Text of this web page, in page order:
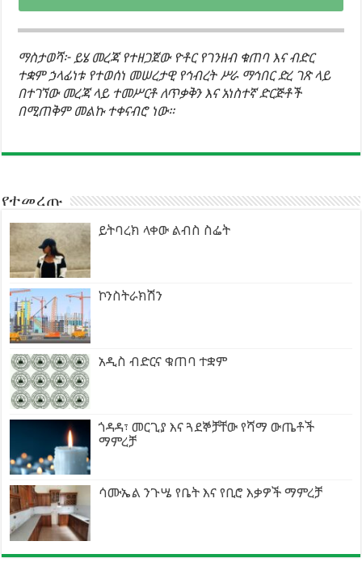
ማስታወሻ፦ ይሄ መረጃ የተዘጋጀው ዮቶር የገንዘብ ቁጠባ እና ብድር
ተቋም ኃላፊነቱ የተወሰነ መሠረታዊ የኅብረት ሥራ ማኅበር ድረ ገጽ ላይ
በተገኘው መረጃ ላይ ተመሥርቶ ለጥቃቅን እና አነስተኛ ድርጅቶች
በሚጠቅም መልኩ ተቀናብሮ ነው።
የተመረጡ
ይትባረክ ላቀው ልብስ ስፌት
ኮንስትራክሽን
አዲስ ብድርና ቁጠባ ተቋም
ጎዳዳ፣ መርጊያ እና ጓደኞቻቸው የሻማ ውጤቶች
ማምረቻ
ሳሙኤል ንጉሤ የቤት እና የቢሮ እቃዎች ማምረቻ